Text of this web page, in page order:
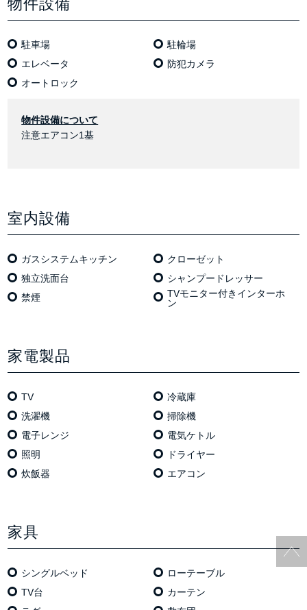
物件設備
駐車場
駐輪場
エレベータ
防犯カメラ
オートロック
物件設備について
注意エアコン1基
室内設備
ガスシステムキッチン
クローゼット
独⽴洗⾯台
シャンプードレッサー
禁煙
TVモニター付きインターホ
ン
家電製品
TV
冷蔵庫
洗濯機
掃除機
電⼦レンジ
電気ケトル
照明
ドライヤー
炊飯器
エアコン
家具
シングルベッド
ローテーブル
TV台
カーテン